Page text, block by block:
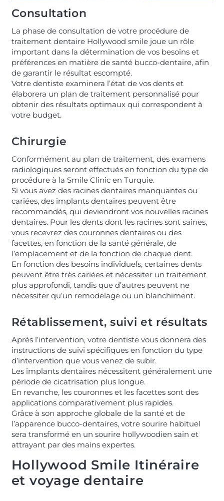
Consultation
La phase de consultation de votre procédure de
traitement dentaire Hollywood smile joue un rôle
important dans la détermination de vos besoins et
préférences en matière de santé bucco-dentaire, afin
de garantir le résultat escompté.
Votre dentiste examinera l’état de vos dents et
élaborera un plan de traitement personnalisé pour
obtenir des résultats optimaux qui correspondent à
votre budget.
Chirurgie
Conformément au plan de traitement, des examens
radiologiques seront effectués en fonction du type de
procédure à la Smile Clinic en Turquie.
Si vous avez des racines dentaires manquantes ou
cariées, des implants dentaires peuvent être
recommandés, qui deviendront vos nouvelles racines
dentaires. Pour les dents dont les racines sont saines,
vous recevrez des couronnes dentaires ou des
facettes, en fonction de la santé générale, de
l’emplacement et de la fonction de chaque dent.
En fonction des besoins individuels, certaines dents
peuvent être très cariées et nécessiter un traitement
plus approfondi, tandis que d’autres peuvent ne
nécessiter qu’un remodelage ou un blanchiment.
Rétablissement, suivi et résultats
Après l’intervention, votre dentiste vous donnera des
instructions de suivi spécifiques en fonction du type
d’intervention que vous venez de subir.
Les implants dentaires nécessitent généralement une
période de cicatrisation plus longue.
En revanche, les couronnes et les facettes sont des
applications comparativement plus rapides.
Grâce à son approche globale de la santé et de
l’apparence bucco-dentaires, votre sourire habituel
sera transformé en un sourire hollywoodien sain et
attrayant par des mains expertes.
Hollywood Smile Itinéraire
et voyage dentaire